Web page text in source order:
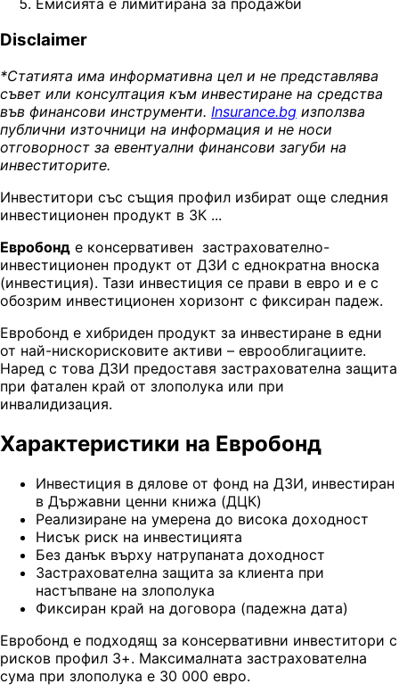
Емисията е лимитирана за продажби
Disclaimer
*Статията има информативна цел и не представлява
съвет или консултация към инвестиране на средства
във финансови инструменти. Insurance.bg използва
публични източници на информация и не носи
отговорност за евентуални финансови загуби на
инвеститорите.
Инвеститори със същия профил избират още следния
инвестиционен продукт в ЗК ...
Евробонд е консервативен застрахователно-
инвестиционен продукт от ДЗИ с еднократна вноска
(инвестиция). Тази инвестиция се прави в евро и е с
обозрим инвестиционен хоризонт с фиксиран падеж.
Евробонд е хибриден продукт за инвестиране в едни
от най-нискорисковите активи – еврооблигациите.
Наред с това ДЗИ предоставя застрахователна защита
при фатален край от злополука или при
инвалидизация.
Характеристики на Евробонд
Инвестиция в дялове от фонд на ДЗИ, инвестиран
в Държавни ценни книжа (ДЦК)
Реализиране на умерена до висока доходност
Нисък риск на инвестицията
Без данък върху натрупаната доходност
Застрахователна защита за клиента при
настъпване на злополука
Фиксиран край на договора (падежна дата)
Евробонд е подходящ за консервативни инвеститори с
рисков профил 3+. Максималната застрахователна
сума при злополука е 30 000 евро.